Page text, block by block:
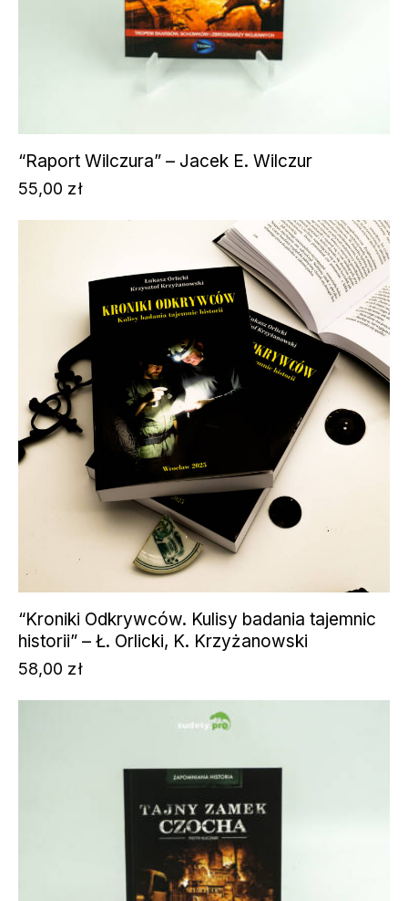
“Raport Wilczura” – Jacek E. Wilczur
55,00 zł
“Kroniki Odkrywców. Kulisy badania tajemnic
historii” – Ł. Orlicki, K. Krzyżanowski
58,00 zł